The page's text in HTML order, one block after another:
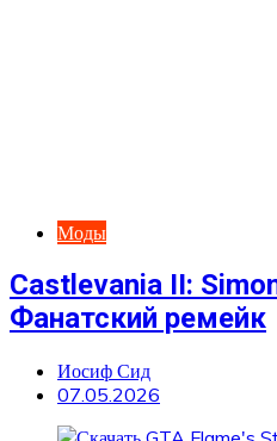
Моды
Castlevania II:
Фанатский ремейк
Иосиф Сид
07.05.2026